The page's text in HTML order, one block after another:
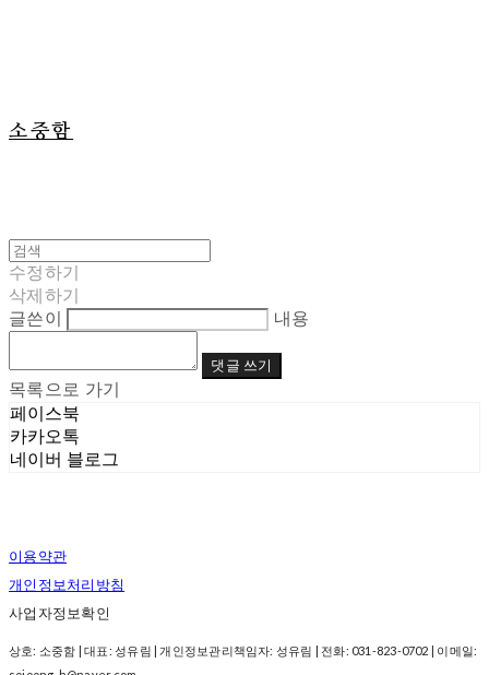
소중함
수정하기
삭제하기
글쓴이
내용
댓글 쓰기
목록으로 가기
페이스북
카카오톡
네이버 블로그
이용약관
개인정보처리방침
사업자정보확인
상호: 소중함 | 대표: 성유림 | 개인정보관리책임자: 성유림 | 전화: 031-823-0702 | 이메일: